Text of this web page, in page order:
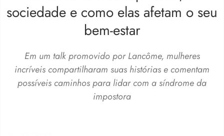
sociedade e como elas afetam o seu
bem-estar
Em um talk promovido por Lancôme, mulheres
incríveis compartilharam suas histórias e comentam
possíveis caminhos para lidar com a síndrome da
impostora